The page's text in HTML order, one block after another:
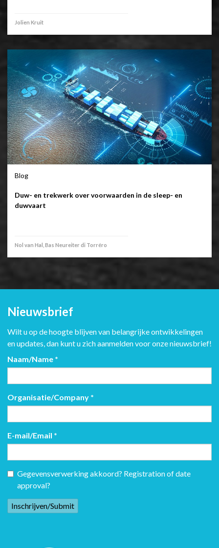
Jolien Kruit
Blog
Duw- en trekwerk over voorwaarden in de sleep- en
duwvaart
Nol van Hal, Bas Neureiter di Torréro
Nieuwsbrief
Wilt u op de hoogte blijven van belangrijke ontwikkelingen
en updates, dan kunt u zich aanmelden voor onze nieuwsbrief!
Naam/Name *
Organisatie/Company *
E-mail/Email *
Gegevensverwerking akkoord? Registration of date
approval?